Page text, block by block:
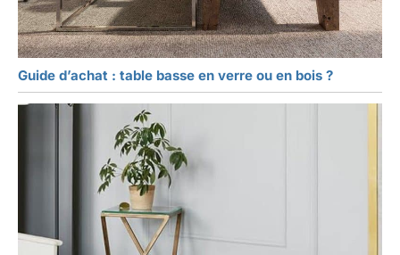
Guide d’achat : table basse en verre ou en bois ?